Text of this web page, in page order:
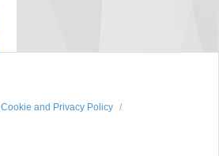
Cookie and Privacy Policy